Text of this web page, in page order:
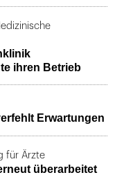
ihren Betrieb
Erwartungen
für Ärzte
überarbeitet